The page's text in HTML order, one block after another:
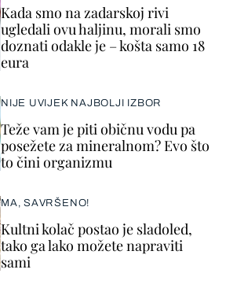
Kada smo na zadarskoj rivi
ugledali ovu haljinu, morali smo
doznati odakle je – košta samo 18
eura
NIJE UVIJEK NAJBOLJI IZBOR
Teže vam je piti običnu vodu pa
posežete za mineralnom? Evo što
to čini organizmu
MA, SAVRŠENO!
Kultni kolač postao je sladoled,
tako ga lako možete napraviti
sami